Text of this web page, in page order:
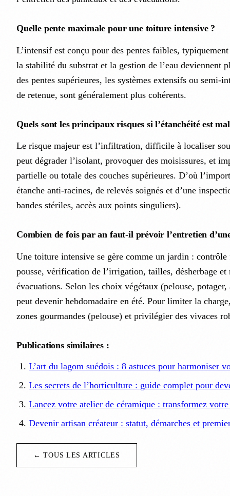
Quelle pente maximale pour une toiture intensive ?
L’intensif est conçu pour des pentes faibles,
la stabilité du substrat et la gestion de l’eau deviennent
des pentes supérieures, les systèmes extensifs ou semi-
de retenue, sont généralement plus cohérents.
Quels sont les principaux risques si l’étanchéité est
Le risque majeur est l’infiltration, difficile à localiser
peut dégrader l’isolant, provoquer des moisissures, et
partielle ou totale des couches supérieures. D’où
étanche anti-racines, de relevés soignés et d’une
bandes stériles, accès aux points singuliers).
Combien de fois par an faut-il prévoir l’entretien
Une toiture intensive se gère comme un jardin : contrôle
pousse, vérification de l’irrigation, tailles, désherbage et
évacuations. Selon les choix végétaux (pelouse, potager,
peut devenir hebdomadaire en été. Pour limiter la
zones gourmandes (pelouse) et privilégier des vivaces
Publications similaires :
L’art du lagom suédois : 8 astuces pour harmoniser
Les secrets de l’horticulture : guide complet pour
Lancez votre atelier de céramique : transformez
Devenir artisan créateur : statut, démarches et
← TOUS LES ARTICLES